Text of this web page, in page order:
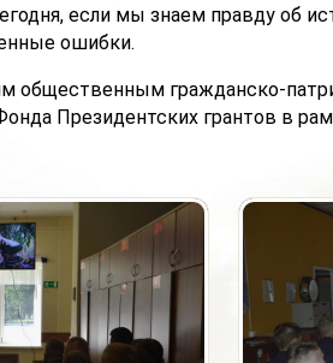
если мы знаем правду об
ошибки.
общественным гражданско-
Президентских грантов в